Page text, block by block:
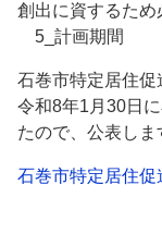
創出に資するた
5_計画期間
石巻市特定居住促
令和8年1月30日
たので、公表しま
石巻市特定居住促